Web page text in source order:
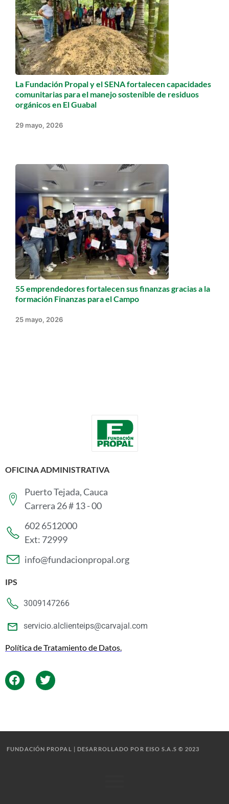
La Fundación Propal y el SENA fortalecen capacidades
comunitarias para el manejo sostenible de residuos
orgánicos en El Guabal
29 mayo, 2026
55 emprendedores fortalecen sus finanzas gracias a la
formación Finanzas para el Campo
25 mayo, 2026
OFICINA ADMINISTRATIVA
Puerto Tejada, Cauca
Carrera 26 # 13 - 00
602 6512000
Ext: 72999
info@fundacionpropal.org
IPS
3009147266
servicio.alclienteips@carvajal.com
Política de Tratamiento de Datos.
FUNDACIÓN PROPAL | DESARROLLADO POR EISO S.A.S © 2023